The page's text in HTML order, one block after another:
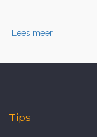
Lees meer
Tips